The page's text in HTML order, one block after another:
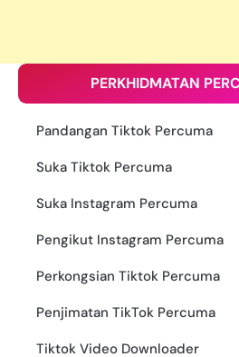
PERKHIDMATAN
Pandangan Tiktok Percuma
Suka Tiktok Percuma
Suka Instagram Percuma
Pengikut Instagram Percuma
Perkongsian Tiktok Percuma
Penjimatan TikTok Percuma
Tiktok Video Downloader